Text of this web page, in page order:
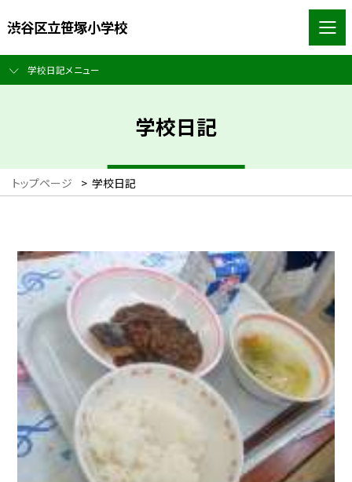
渋谷区立笹塚小学校
学校日記メニュー
学校日記
トップページ > 学校日記